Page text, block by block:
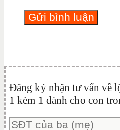
Đăng ký nhận tư vấn về
1 kèm 1 dành cho con